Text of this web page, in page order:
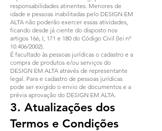
responsabilidades atinentes. Menores de
idade e pessoas inabilitadas pelo DESIGN EM
ALTA não poderão exercer essas atividades,
ficando desde já ciente do disposto nos
artigos 166, I, 171 e 180 do Código Civil (lei nº
10.406/2002).
É facultado às pessoas jurídicas o cadastro e a
compra de produtos e/ou serviços do
DESIGN EM ALTA através de representante
legal. Para e cadastro de pessoas jurídicas
pode ser exigido o envio de documentos e a
prévia aprovação do DESIGN EM ALTA.
3. Atualizações dos
Termos e Condições